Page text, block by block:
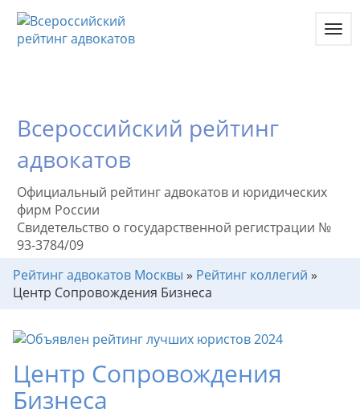
Всероссийский рейтинг
адвокатов
Официальный рейтинг адвокатов и юридических
фирм России
Свидетельство о государственной регистрации №
93-3784/09
Рейтинг адвокатов Москвы » Рейтинг коллегий »
Центр Сопровождения Бизнеса
Центр Сопровождения
Бизнеса